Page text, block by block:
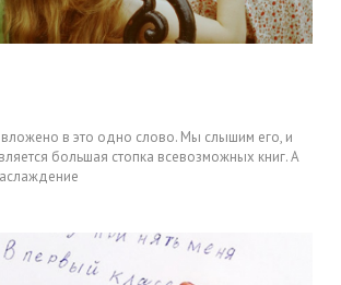
вложено в это одно слово. Мы слышим его, и
большая стопка всевозможных книг. А